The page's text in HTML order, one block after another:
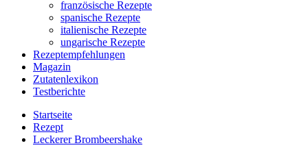
französische Rezepte
spanische Rezepte
italienische Rezepte
ungarische Rezepte
Rezeptempfehlungen
Magazin
Zutatenlexikon
Testberichte
Startseite
Rezept
Leckerer Brombeershake